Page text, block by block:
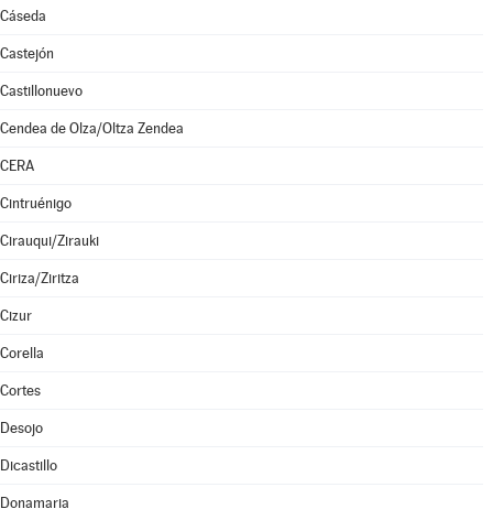
Cáseda
Castejón
Castillonuevo
Cendea de Olza/Oltza Zendea
CERA
Cintruénigo
Cirauqui/Zirauki
Ciriza/Ziritza
Cizur
Corella
Cortes
Desojo
Dicastillo
Donamaria